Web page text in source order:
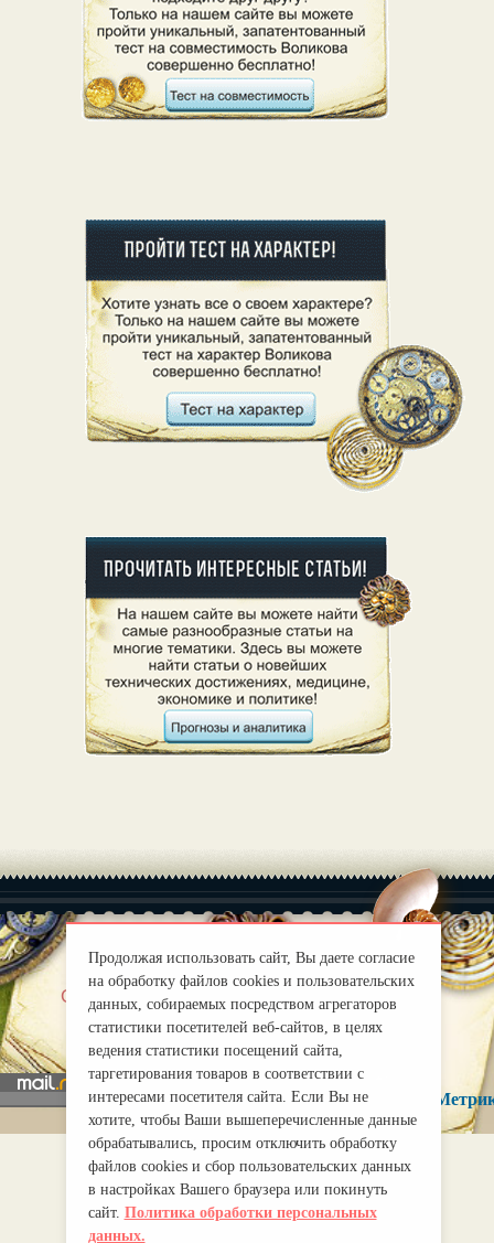
О нас |
Правила
mirprognoz@mail.ru
Продолжая использовать сайт, Вы даете согласие
на обработку файлов cookies и пользовательских
данных, собираемых посредством агрегаторов
статистики посетителей веб-сайтов, в целях
ведения статистики посещений сайта,
таргетирования товаров в соответствии с
интересами посетителя сайта. Если Вы не
хотите, чтобы Ваши вышеперечисленные данные
обрабатывались, просим отключить обработку
файлов cookies и сбор пользовательских данных
в настройках Вашего браузера или покинуть
сайт. Политика обработки персональных
данных.